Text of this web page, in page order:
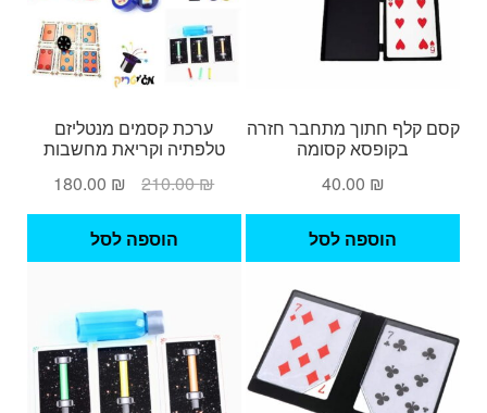
קסם קלף חתוך מתחבר חזרה
בקופסא קסומה
40.00 ₪
הוספה לסל
ערכת קסמים מנטליזם
טלפתיה וקריאת מחשבות
210.00₪
המחיר
המקורי
היה:
210.00 ₪.
180.00 ₪
המחיר
הנוכחי
180.00 ₪.
הוספה לסל